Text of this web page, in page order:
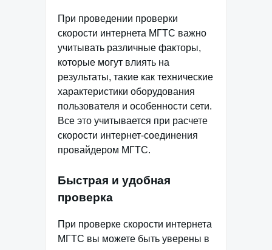
При проведении проверки
скорости интернета МГТС важно
учитывать различные факторы,
которые могут влиять на
результаты, такие как технические
характеристики оборудования
пользователя и особенности сети.
Все это учитывается при расчете
скорости интернет-соединения
провайдером МГТС.
Быстрая и удобная
проверка
При проверке скорости интернета
МГТС вы можете быть уверены в